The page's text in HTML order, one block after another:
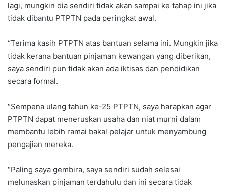
lagi, mungkin dia sendiri tidak akan sampai ke tahap ini jika
tidak dibantu PTPTN pada peringkat awal.
“Terima kasih PTPTN atas bantuan selama ini. Mungkin jika
tidak kerana bantuan pinjaman kewangan yang diberikan,
saya sendiri pun tidak akan ada iktisas dan pendidikan
secara formal.
“Sempena ulang tahun ke-25 PTPTN, saya harapkan agar
PTPTN dapat meneruskan usaha dan niat murni dalam
membantu lebih ramai bakal pelajar untuk menyambung
pengajian mereka.
“Paling saya gembira, saya sendiri sudah selesai
melunaskan pinjaman terdahulu dan ini secara tidak